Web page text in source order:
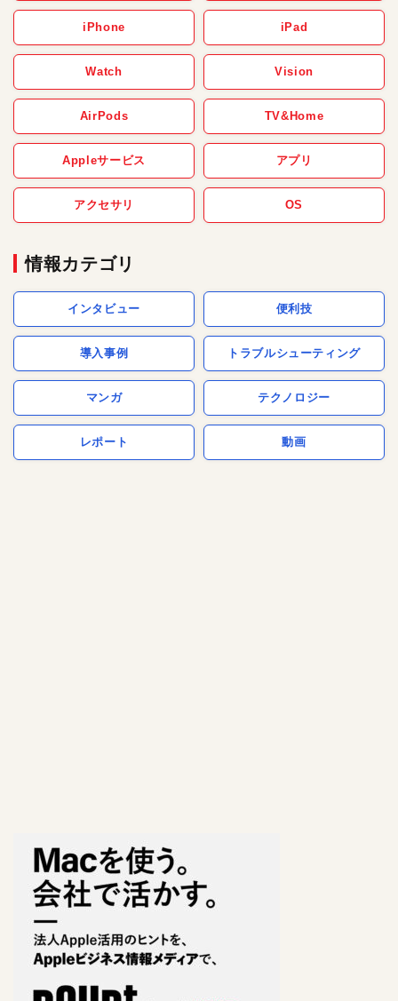
iPhone iPad
Watch Vision
AirPods TV&Home
Appleサービス アプリ
アクセサリ OS
情報カテゴリ
インタビュー 便利技
導入事例 トラブルシューティング
マンガ テクノロジー
レポート 動画